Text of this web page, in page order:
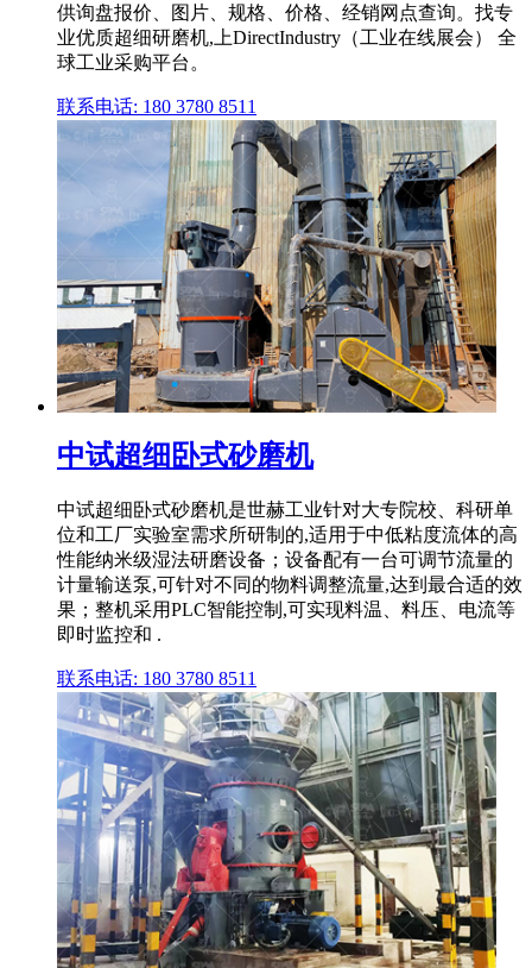
供询盘报价、图片、规格、价格、经销网点查询。找专
业优质超细研磨机,上DirectIndustry（工业在线展会） 全
球工业采购平台。
联系电话: 180 3780 8511
中试超细卧式砂磨机
中试超细卧式砂磨机是世赫工业针对大专院校、科研单
位和工厂实验室需求所研制的,适用于中低粘度流体的高
性能纳米级湿法研磨设备；设备配有一台可调节流量的
计量输送泵,可针对不同的物料调整流量,达到最合适的效
果；整机采用PLC智能控制,可实现料温、料压、电流等
即时监控和 .
联系电话: 180 3780 8511